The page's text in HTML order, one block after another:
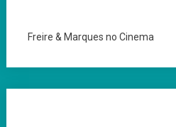
Freire & Marques no Cinema